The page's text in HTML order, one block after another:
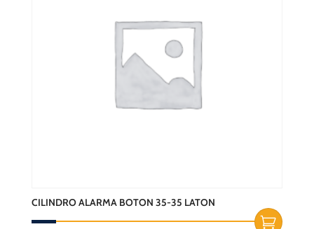
CILINDRO ALARMA BOTON 35-35 LATON